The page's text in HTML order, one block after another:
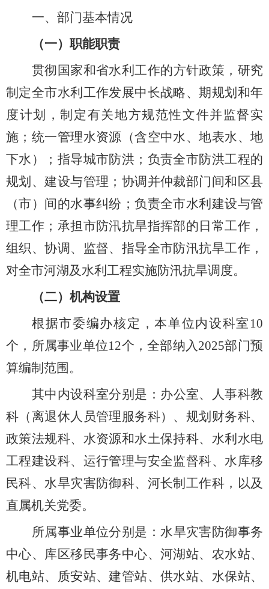
一、部门基本情况
（一）职能职责
贯彻国家和省水利工作的方针政策，研究
制定全市水利工作发展中长战略、期规划和年
度计划，制定有关地方规范性文件并监督实
施；统一管理水资源（含空中水、地表水、地
下水）；指导城市防洪；负责全市防洪工程的
规划、建设与管理；协调并仲裁部门间和区县
（市）间的水事纠纷；负责全市水利建设与管
理工作；承担市防汛抗旱指挥部的日常工作，
组织、协调、监督、指导全市防汛抗旱工作，
对全市河湖及水利工程实施防汛抗旱调度。
（二）机构设置
根据市委编办核定，本单位内设科室 10
个，所属事业单位12个，全部纳入 2025部门预
算编制范围。
其中内设科室分别是：办公室、人事科教
科（离退休人员管理服务科）、规划财务科、
政策法规科、水资源和水土保持科、水利水电
工程建设科、运行管理与安全监督科、水库移
民科、水旱灾害防御科、河长制工作科，以及
直属机关党委。
所属事业单位分别是：水旱灾害防御事务
中心、库区移民事务中心、河湖站、农水站、
机电站、质安站、建管站、供水站、水保站、